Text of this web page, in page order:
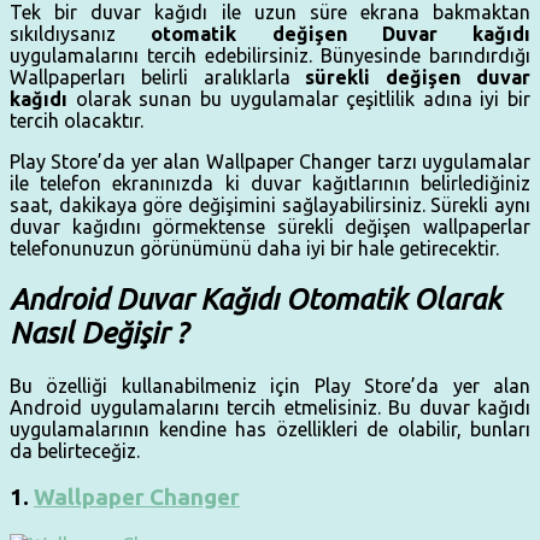
Tek bir duvar kağıdı ile uzun süre ekrana bakmaktan
sıkıldıysanız otomatik değişen Duvar kağıdı
uygulamalarını tercih edebilirsiniz. Bünyesinde barındırdığı
Wallpaperları belirli aralıklarla sürekli değişen duvar
kağıdı olarak sunan bu uygulamalar çeşitlilik adına iyi bir
tercih olacaktır.
Play Store’da yer alan Wallpaper Changer tarzı uygulamalar
ile telefon ekranınızda ki duvar kağıtlarının belirlediğiniz
saat, dakikaya göre değişimini sağlayabilirsiniz. Sürekli aynı
duvar kağıdını görmektense sürekli değişen wallpaperlar
telefonunuzun görünümünü daha iyi bir hale getirecektir.
Android Duvar Kağıdı Otomatik Olarak
Nasıl Değişir ?
Bu özelliği kullanabilmeniz için Play Store’da yer alan
Android uygulamalarını tercih etmelisiniz. Bu duvar kağıdı
uygulamalarının kendine has özellikleri de olabilir, bunları
da belirteceğiz.
1. Wallpaper Changer